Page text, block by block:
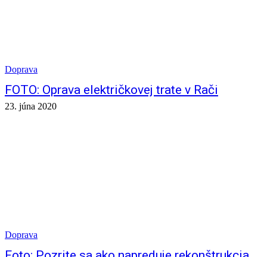
Doprava
FOTO: Oprava električkovej trate v Rači
23. júna 2020
Doprava